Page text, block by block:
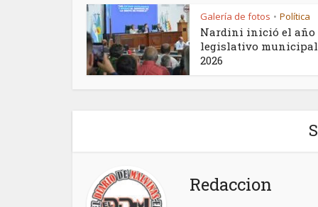
Galería de fotos • Política
Nardini inició el año
legislativo
2026
Redaccion